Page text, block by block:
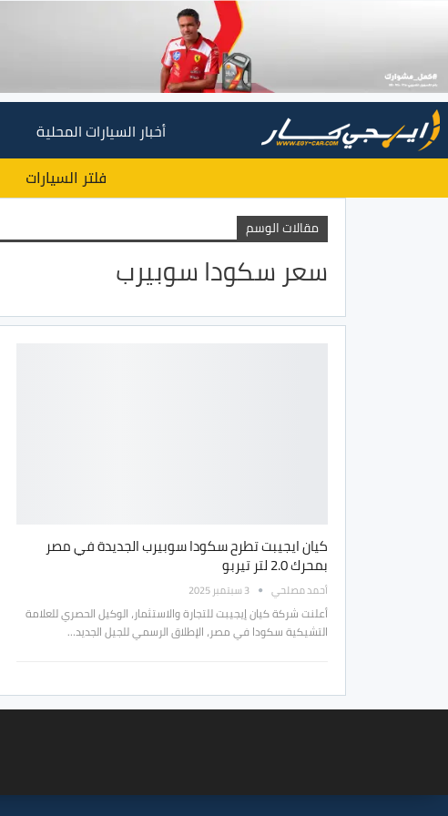
أخبار السيارات المحلية
فلتر السيارات
مقالات الوسم
سعر سكودا سوبيرب
كيان ايجيبت تطرح سكودا سوبيرب الجديدة في مصر
بمحرك 2.0 لتر تيربو
أحمد مصلحي 3 سبتمبر 2025
أعلنت شركة كيان إيجيبت للتجارة والاستثمار، الوكيل الحصري للعلامة
التشيكية سكودا في مصر، الإطلاق الرسمي للجيل الجديد…